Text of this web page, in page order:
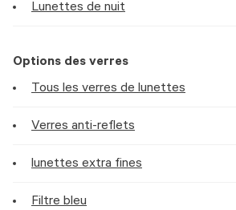
Lunettes de nuit
Options des verres
Tous les verres de lunettes
Verres anti-reflets
lunettes extra fines
Filtre bleu